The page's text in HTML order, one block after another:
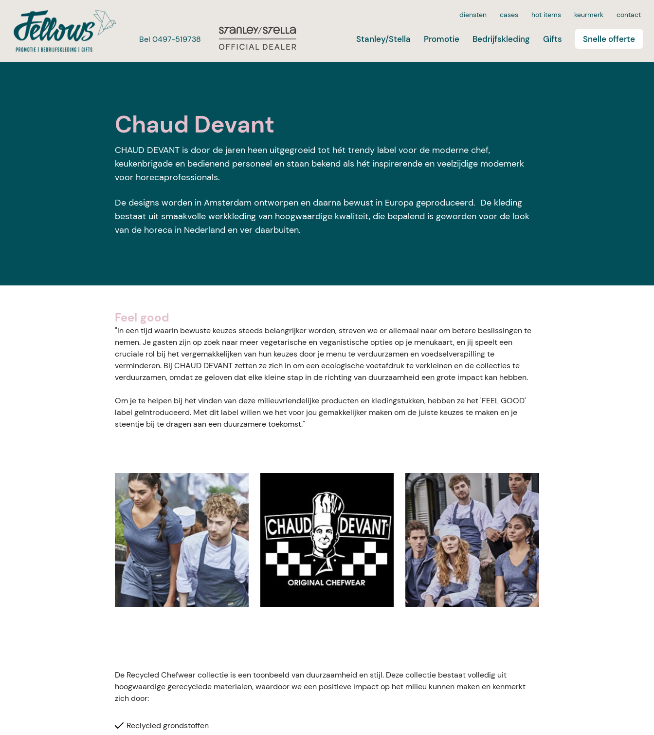
Bel 0497-519738 Stanley/Stella Promotie Bedrijfskleding Gifts Snelle offerte
diensten cases hot items keurmerk contact
Chaud Devant
CHAUD DEVANT is door de jaren heen uitgegroeid tot hét trendy label voor de moderne chef,
keukenbrigade en bedienend personeel en staan bekend als hét inspirerende en veelzijdige modemerk
voor horecaprofessionals.
De designs worden in Amsterdam ontworpen en daarna bewust in Europa geproduceerd. De kleding
bestaat uit smaakvolle werkkleding van hoogwaardige kwaliteit, die bepalend is geworden voor de look
van de horeca in Nederland en ver daarbuiten.
Feel good
"In een tijd waarin bewuste keuzes steeds belangrijker worden, streven we er allemaal naar om betere beslissingen te
nemen. Je gasten zijn op zoek naar meer vegetarische en veganistische opties op je menukaart, en jij speelt een
cruciale rol bij het vergemakkelijken van hun keuzes door je menu te verduurzamen en voedselverspilling te
verminderen. Bij CHAUD DEVANT zetten ze zich in om een ecologische voetafdruk te verkleinen en de collecties te
verduurzamen, omdat ze geloven dat elke kleine stap in de richting van duurzaamheid een grote impact kan hebben.
Om je te helpen bij het vinden van deze milieuvriendelijke producten en kledingstukken, hebben ze het 'FEEL GOOD'
label geïntroduceerd. Met dit label willen we het voor jou gemakkelijker maken om de juiste keuzes te maken en je
steentje bij te dragen aan een duurzamere toekomst."
De Recycled Chefwear collectie is een toonbeeld van duurzaamheid en stijl. Deze collectie bestaat volledig uit
hoogwaardige gerecyclede materialen, waardoor we een positieve impact op het milieu kunnen maken en kenmerkt
zich door:
Reclycled grondstoffen